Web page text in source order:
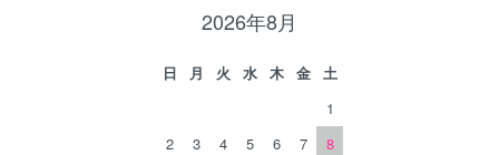
2026年8月
日 月 火 水 木 金
土
1
2
3 4 5 6 7
8